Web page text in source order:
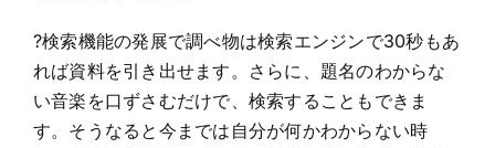
?検索機能の発展で調べ物は検索エンジンで30秒もあ
れば資料を引き出せます。さらに、題名のわからな
い音楽を口ずさむだけで、検索することもできま
す。そうなると今までは自分が何かわからない時